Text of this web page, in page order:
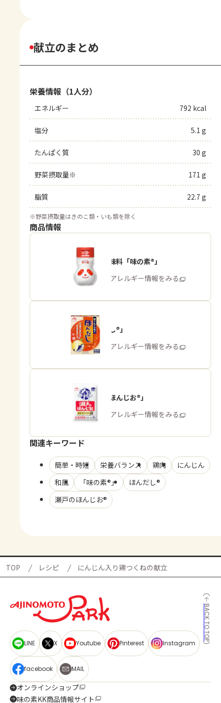
献立のまとめ
栄養情報（1人分）
エネルギー 792 kcal
塩分 5.1 g
たんぱく質 30 g
野菜摂取量※ 171 g
脂質 22.7 g
※野菜摂取量はきのこ類・いも類を除く
商品情報
うま味調味料「味の素®」
商品・アレルギー情報をみる
「ほんだし®」
商品・アレルギー情報をみる
「瀬戸のほんじお®」
商品・アレルギー情報をみる
関連キーワード
簡単・時短 栄養バランス 鶏肉
にんじん
和風
「味の素®」
ほんだし®
瀬戸のほんじお®
TOP レシピ にんじん入り鶏つくねの献立
BACK TO TOP
LINE X Youtube Pinterest Instagram
facebook MAIL
オンラインショップ
味の素KK商品情報サイト